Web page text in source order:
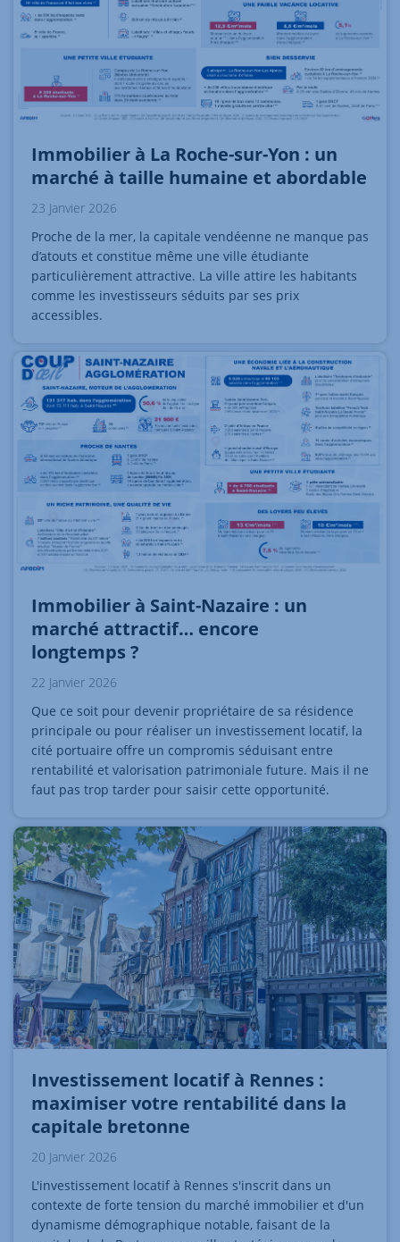
Immobilier à La Roche-sur-Yon : un
marché à taille humaine et abordable
23 Janvier 2026
Proche de la mer, la capitale vendéenne ne manque pas
d’atouts et constitue même une ville étudiante
particulièrement attractive. La ville attire les habitants
comme les investisseurs séduits par ses prix
accessibles.
Immobilier à Saint-Nazaire : un
marché attractif… encore
longtemps ?
22 Janvier 2026
Que ce soit pour devenir propriétaire de sa résidence
principale ou pour réaliser un investissement locatif, la
cité portuaire offre un compromis séduisant entre
rentabilité et valorisation patrimoniale future. Mais il ne
faut pas trop tarder pour saisir cette opportunité.
Investissement locatif à Rennes :
maximiser votre rentabilité dans la
capitale bretonne
20 Janvier 2026
L'investissement locatif à Rennes s'inscrit dans un
contexte de forte tension du marché immobilier et d'un
dynamisme démographique notable, faisant de la